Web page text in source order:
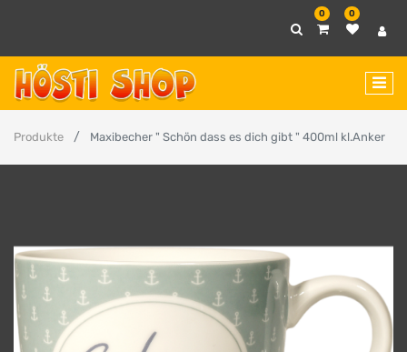
0 0
Produkte Maxibecher " Schön dass es dich gibt " 400ml kl.Anker